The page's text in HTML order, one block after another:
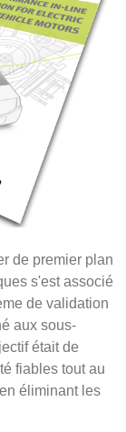
de premier plan
s'est associé
de validation
aux sous-
était de
fiables tout au
éliminant les